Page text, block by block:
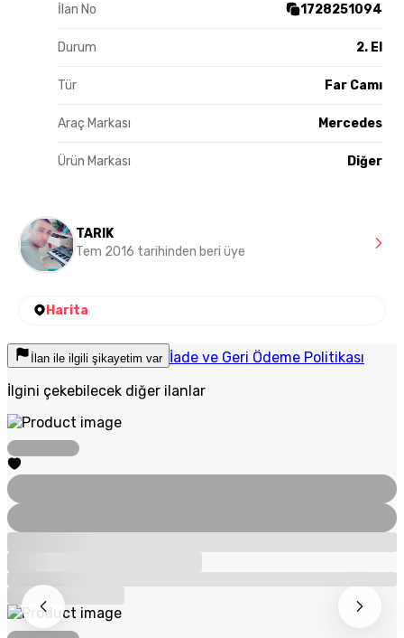
İlan No 1728251094
Durum 2. El
Tür Far Camı
Araç Markası Mercedes
Ürün Markası Diğer
TARIK
Tem 2016 tarihinden beri üye
Harita
İlan ile ilgili şikayetim var İade ve Geri Ödeme Politikası
İlgini çekebilecek diğer ilanlar